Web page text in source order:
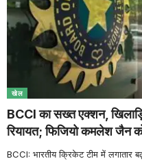
खेल
BCCI का सख्त एक्शन,
रियायत; फिजियो कमलेश जैन
BCCI: भारतीय क्रिकेट टीम में लगातार